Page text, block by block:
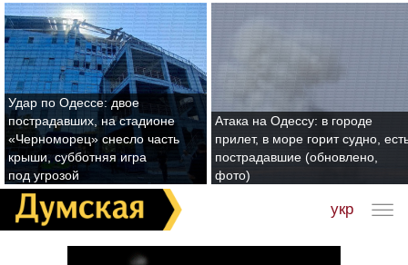
Удар по Одессе: двое
пострадавших, на стадионе
«Черноморец» снесло часть
крыши, субботняя игра
под угрозой
Атака на Одессу: в городе
прилет, в море горит судно,
пострадавшие (обновлено,
фото)
укр